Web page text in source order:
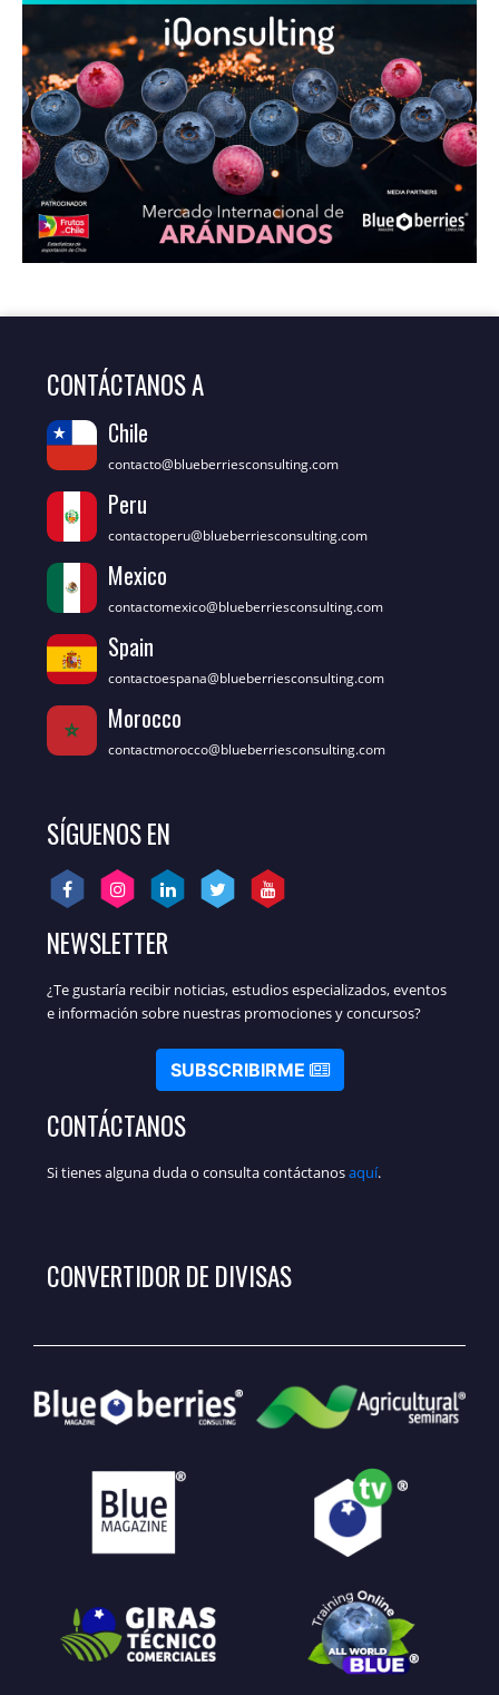
CONTÁCTANOS A
Chile
contacto@blueberriesconsulting.com
Peru
contactoperu@blueberriesconsulting.com
Mexico
contactomexico@blueberriesconsulting.com
Spain
contactoespana@blueberriesconsulting.com
Morocco
contactmorocco@blueberriesconsulting.com
SÍGUENOS EN
NEWSLETTER
¿Te gustaría recibir noticias, estudios especializados, eventos
e información sobre nuestras promociones y concursos?
SUBSCRIBIRME
CONTÁCTANOS
Si tienes alguna duda o consulta contáctanosaquí.
CONVERTIDOR DE DIVISAS